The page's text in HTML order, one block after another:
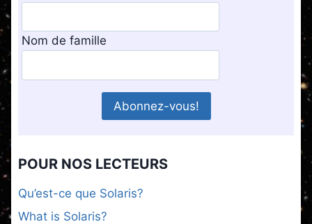
Nom de famille
POUR NOS LECTEURS
Qu’est-ce que Solaris?
What is Solaris?